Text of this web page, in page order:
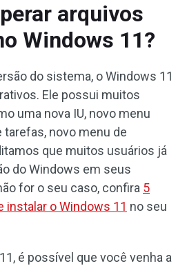
arquivos
Windows 11?
do sistema, o Windows 11
Ele possui muitos
uma nova IU, novo menu
tarefas, novo menu de
que muitos usuários já
do Windows em seus
for o seu caso, confira 5
instalar o Windows 11 no seu
é possível que você venha a